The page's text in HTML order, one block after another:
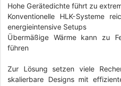
Hohe Gerätedichte führt zu
Konventionelle HLK-Systeme
energieintensive Setups
Übermäßige Wärme kann zu
führen
Zur Lösung setzen viele
skalierbare Designs mit